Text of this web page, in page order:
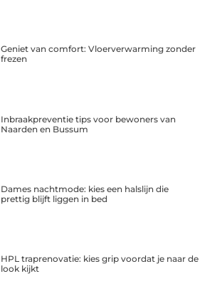
Geniet van comfort: Vloerverwarming zonder
frezen
Inbraakpreventie tips voor bewoners van
Naarden en Bussum
Dames nachtmode: kies een halslijn die
prettig blijft liggen in bed
HPL traprenovatie: kies grip voordat je naar de
look kijkt